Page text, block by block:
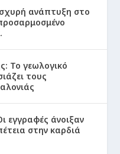
ανάπτυξη στο
Το γεωλογικό
τους
εγγραφές άνοιξαν
στην καρδιά